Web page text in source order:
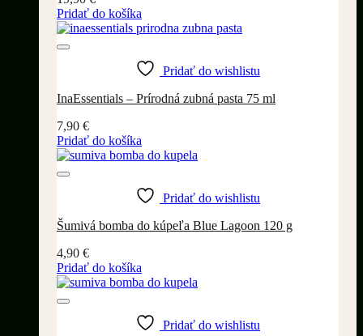
Pridať do košíka
Pridať do wishlistu
InaEssentials – Prírodná zubná pasta 75 ml
7,90 €
Pridať do košíka
Pridať do wishlistu
Šumivá bomba do kúpeľa Blue Lagoon 120 g
4,90 €
Pridať do košíka
Pridať do wishlistu